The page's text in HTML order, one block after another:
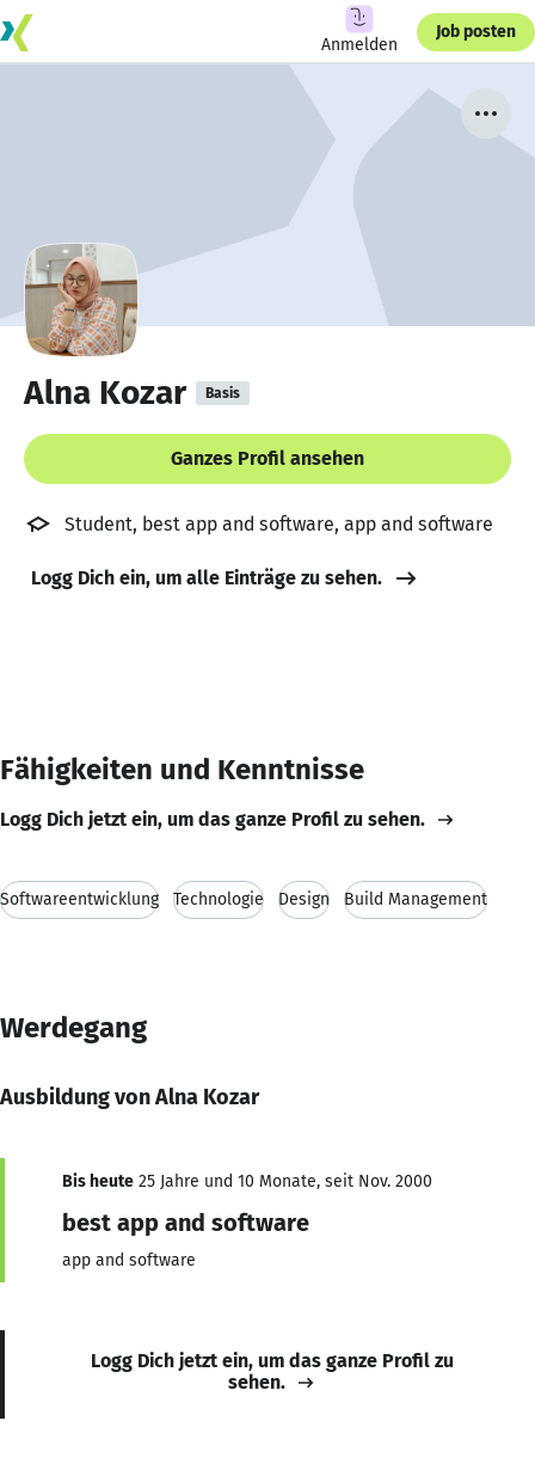
Anmelden
Job posten
Alna Kozar Basis
Ganzes Profil ansehen
Student, best app and software, app and software
Logg Dich ein, um alle Einträge zu sehen.
Fähigkeiten und Kenntnisse
Logg Dich jetzt ein, um das ganze Profil zu sehen.
Softwareentwicklung Technologie Design Build Management
Werdegang
Ausbildung von Alna Kozar
Bis heute 25 Jahre und 10 Monate, seit Nov. 2000
best app and software
app and software
Logg Dich jetzt ein, um das ganze Profil zu
sehen.